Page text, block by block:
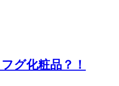
グ化粧品？！